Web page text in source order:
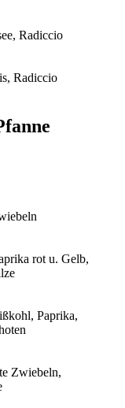
Radiccio
Radiccio
rot u. Gelb,
Paprika,
Zwiebeln,